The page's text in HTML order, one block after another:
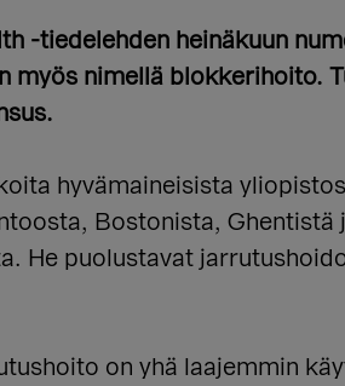
-tiedelehden heinäkuun
myös nimellä blokkerihoito.
hyvämaineisista
Bostonista, Ghentistä
He puolustavat
on yhä laajemmin